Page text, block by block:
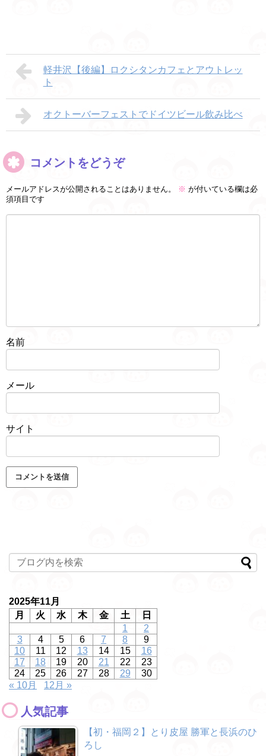
軽井沢【後編】ロクシタンカフェとアウトレッ
ト
オクトーバーフェストでドイツビール飲み比べ
コメントをどうぞ
メールアドレスが公開されることはありません。 ※ が付いている欄は必
須項目です
名前
メール
サイト
2025年11月
月
火 水 木 金 土
日
1
2
3
4 5 6 7 8
9
10
11 12 13 14 15
16
17
18 19 20 21 22
23
24
25 26 27 28 29
30
« 10月
12月 »
人気記事
【初・福岡２】とり皮屋 勝軍と長浜のひ
ろし